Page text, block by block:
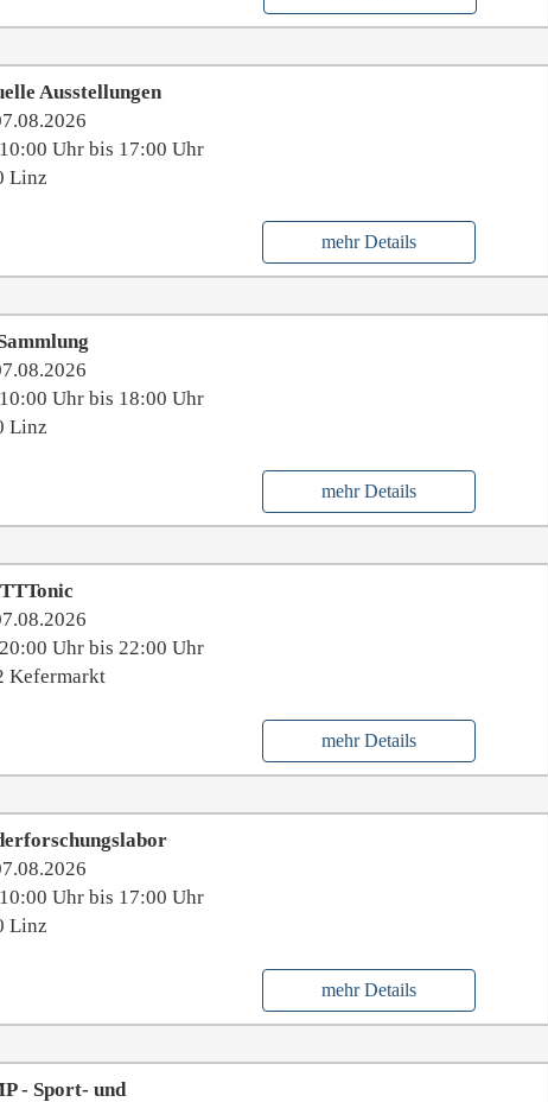
Ausstellungen
Uhr bis 17:00 Uhr
Linz
mehr Details
Uhr bis 18:00 Uhr
Linz
mehr Details
Uhr bis 22:00 Uhr
Kefermarkt
mehr Details
Uhr bis 17:00 Uhr
Linz
mehr Details
- Sport- und